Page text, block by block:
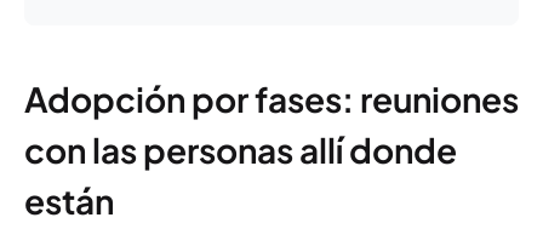
Adopción por fases: reuniones
con las personas allí donde
están